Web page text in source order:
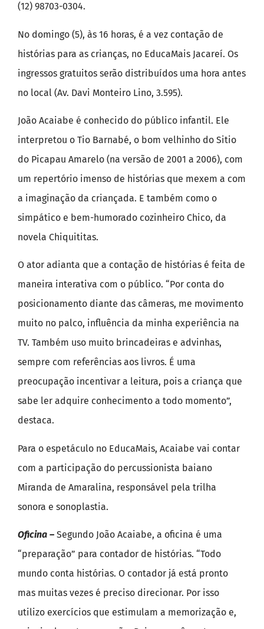
(12) 98703-0304.
No domingo (5), às 16 horas, é a vez contação de
histórias para as crianças, no EducaMais Jacareí. Os
ingressos gratuitos serão distribuídos uma hora antes
no local (Av. Davi Monteiro Lino, 3.595).
João Acaiabe é conhecido do público infantil. Ele
interpretou o Tio Barnabé, o bom velhinho do Sitio
do Picapau Amarelo (na versão de 2001 a 2006), com
um repertório imenso de histórias que mexem a com
a imaginação da criançada. E também como o
simpático e bem-humorado cozinheiro Chico, da
novela Chiquititas.
O ator adianta que a contação de histórias é feita de
maneira interativa com o público. “Por conta do
posicionamento diante das câmeras, me movimento
muito no palco, influência da minha experiência na
TV. Também uso muito brincadeiras e advinhas,
sempre com referências aos livros. É uma
preocupação incentivar a leitura, pois a criança que
sabe ler adquire conhecimento a todo momento”,
destaca.
Para o espetáculo no EducaMais, Acaiabe vai contar
com a participação do percussionista baiano
Miranda de Amaralina, responsável pela trilha
sonora e sonoplastia.
Oficina – Segundo João Acaiabe, a oficina é uma
“preparação” para contador de histórias. “Todo
mundo conta histórias. O contador já está pronto
mas muitas vezes é preciso direcionar. Por isso
utilizo exercícios que estimulam a memorização e,